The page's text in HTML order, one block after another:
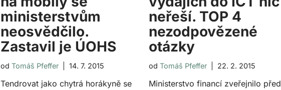
ministerstvům
neosvědčilo.
Zastavil je ÚOHS
od Tomáš Pfeffer 14. 7. 2015
Tendrovat jako chytrá horákyně se
neřeší. TOP 4
nezodpovězené
otázky
odTomáš Pfeffer 22. 2. 2015
Ministerstvo financí zveřejnilo před